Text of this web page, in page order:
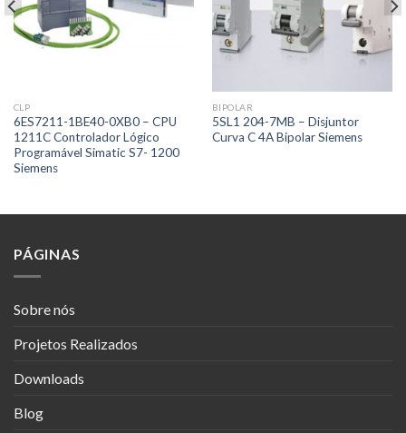
CLP
6ES7211-1BE40-0XB0 – CPU
1211C Controlador Lógico
Programável Simatic S7- 1200
Siemens
BIPOLAR
5SL1 204-7MB – Disjuntor
Curva C 4A Bipolar Siemens
PÁGINAS
Sobre nós
Projetos Realizados
Downloads
Blog